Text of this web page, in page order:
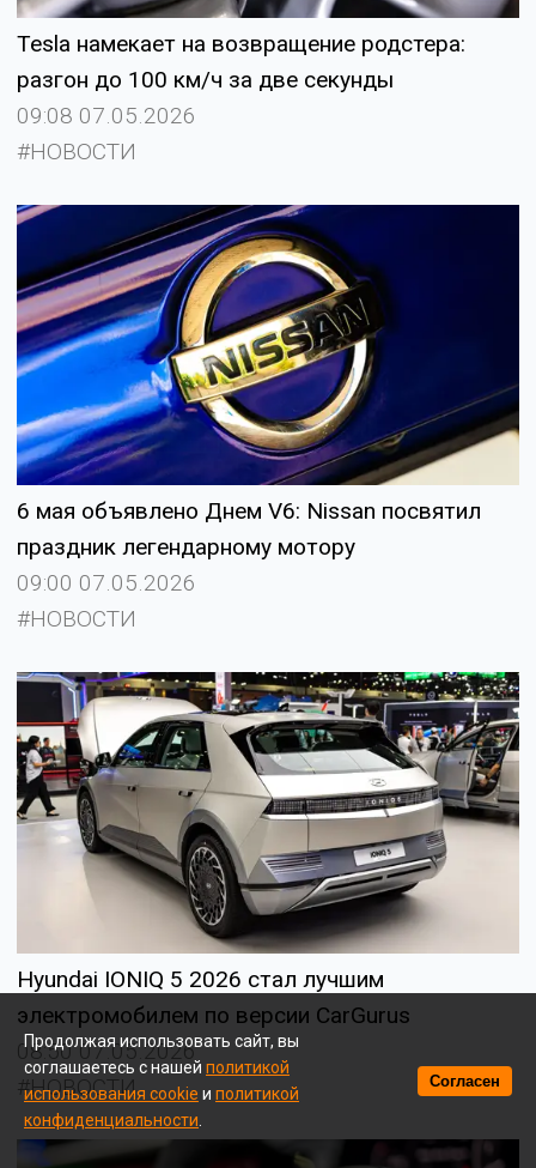
Tesla намекает на возвращение родстера:
разгон до 100 км/ч за две секунды
09:08 07.05.2026
#НОВОСТИ
6 мая объявлено Днем V6: Nissan посвятил
праздник легендарному мотору
09:00 07.05.2026
#НОВОСТИ
Hyundai IONIQ 5 2026 стал лучшим
электромобилем по версии CarGurus
08:50 07.05.2026
#НОВОСТИ
Продолжая использовать сайт, вы
соглашаетесь с нашей политикой
использования cookie и политикой
конфиденциальности
Согласен